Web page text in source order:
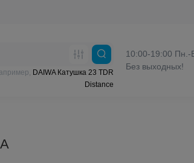
10:00-19:00 Пн.-
Без выходных!
DAIWA Катушка 23 TDR
Distance